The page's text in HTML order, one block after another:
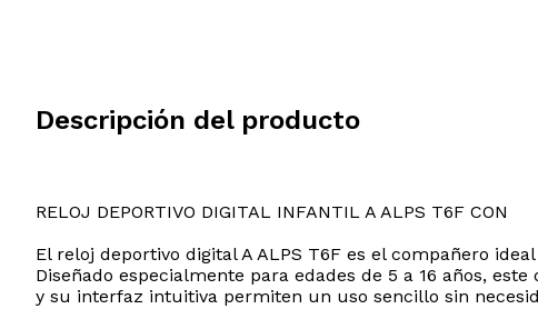
Descripción del producto
RELOJ DEPORTIVO DIGITAL INFANTIL A ALPS T6F CON
El reloj deportivo digital A ALPS T6F es el compañero
Diseñado especialmente para edades de 5 a 16 años,
y su interfaz intuitiva permiten un uso sencillo sin